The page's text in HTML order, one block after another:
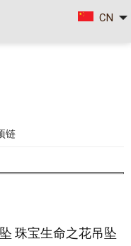
CN
链
珠宝生命之花吊坠